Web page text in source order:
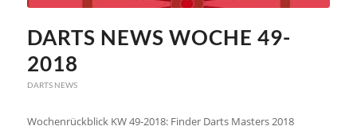
DARTS NEWS WOCHE 49-
2018
DARTS NEWS
Wochenrückblick KW 49-2018: Finder Darts Masters 2018